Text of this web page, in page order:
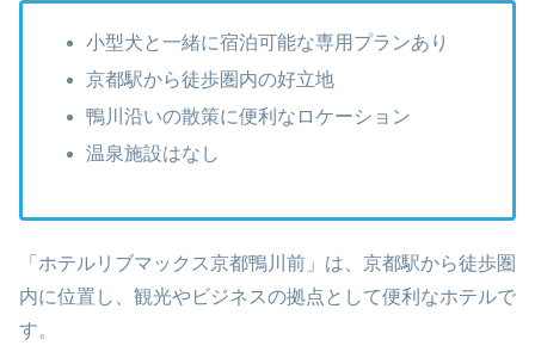
小型犬と一緒に宿泊可能な専用プランあり
京都駅から徒歩圏内の好立地
鴨川沿いの散策に便利なロケーション
温泉施設はなし
「ホテルリブマックス京都鴨川前」は、京都駅から徒歩圏
内に位置し、観光やビジネスの拠点として便利なホテルで
す。